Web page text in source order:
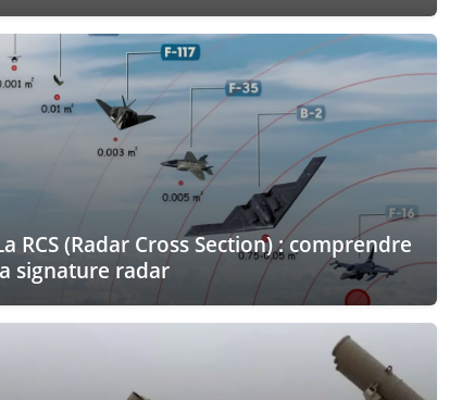
RCS (Radar Cross Section) : comprendre
signature radar